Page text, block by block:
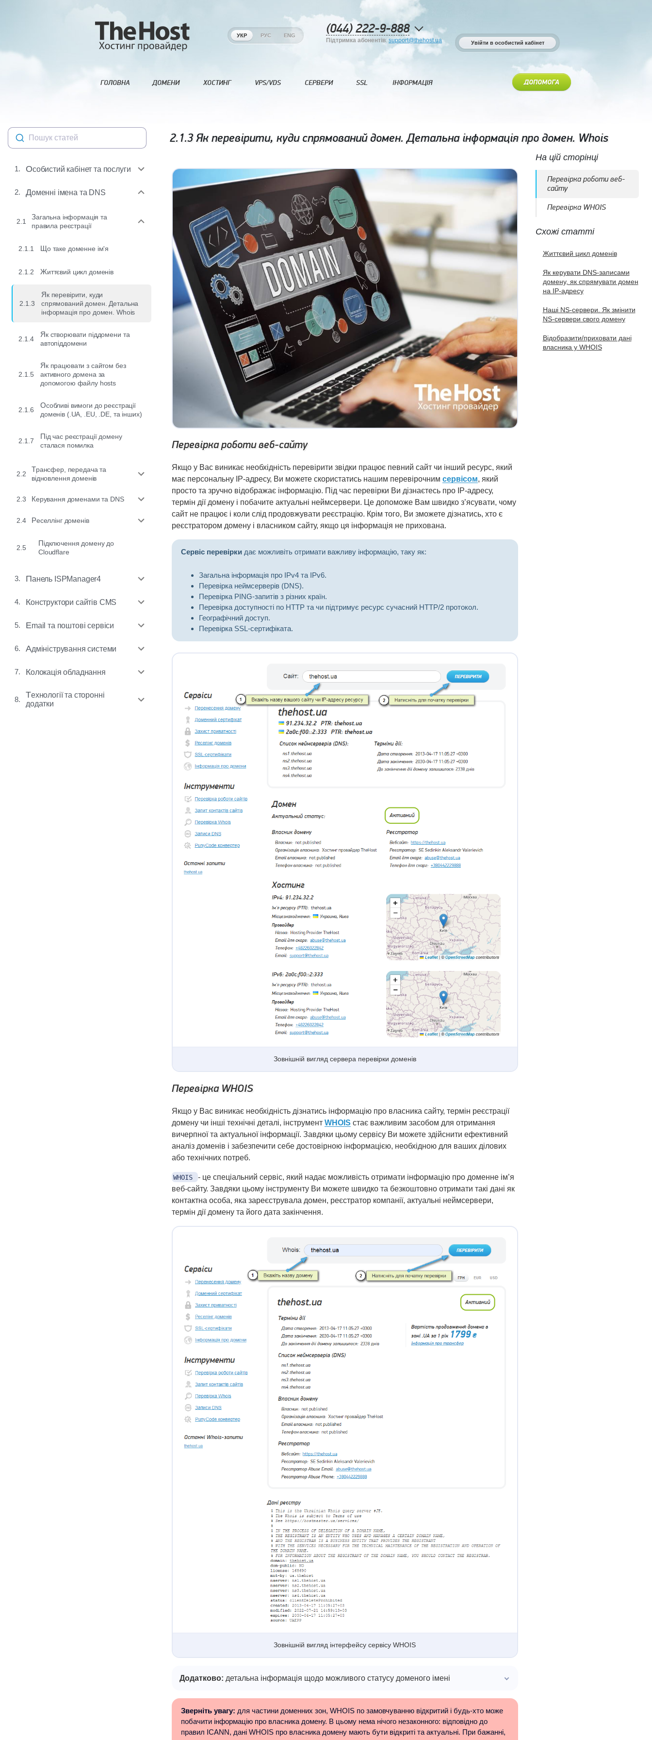
УКР РУС ENG (044) 222-9-888
Підтримка абонентів: support@thehost.ua Увійти в особистий кабінет
ГОЛОВНА ДОМЕНИ ХОСТИНГ VPS/VDS СЕРВЕРИ SSL ІНФОРМАЦІЯ ДОПОМОГА
Пошук статей 2.1.3Як перевірити, куди спрямований домен. Детальна інформація про домен. Whois
1. Особистий кабінет та послуги
2. Доменні імена та DNS
2.1
Загальна інформація та
правила реєстрації
2.1.1 Що таке доменне ім'я
2.1.2 Життєвий цикл доменів
2.1.3
Як перевірити, куди
спрямований домен. Детальна
інформація про домен. Whois
2.1.4
Як створювати піддомени та
автопіддомени
2.1.5
Як працювати з сайтом без
активного домена за
допомогою файлу hosts
2.1.6
Особливі вимоги до реєстрації
доменів (.UA, .EU, .DE, та інших)
2.1.7
Під час реєстрації домену
сталася помилка
2.2
Трансфер, передача та
відновлення доменів
2.3 Керування доменами та DNS
2.4 Реселлінг доменів
2.5
Підключення домену до
Cloudflare
3. Панель ISPManager4
4. Конструктори сайтів CMS
5. Email та поштові сервіси
6. Адміністрування системи
7. Колокація обладнання
8. Технології та сторонні
додатки
Перевірка роботи веб-сайту
Якщо у Вас виникає необхідність перевірити звідки працює певний сайт чи інший ресурс, який
має персональну IP-адресу, Ви можете скористатись нашим перевірочним сервісом, який
просто та зручно відображає інформацію. Під час перевірки Ви дізнаєтесь про IP-адресу,
термін дії домену і побачите актуальні неймсервери. Це допоможе Вам швидко з’ясувати, чому
сайт не працює і коли слід продовжувати реєстрацію. Крім того, Ви зможете дізнатись, хто є
реєстратором домену і власником сайту, якщо ця інформація не прихована.
Сервіс перевіркидає можливіть отримати важливу інформацію, таку як:
Загальна інформація про IPv4 та IPv6.
Перевірка неймсерверів (DNS).
Перевірка PING-запитів з різних країн.
Перевірка доступності по HTTP та чи підтримує ресурс сучасний HTTP/2 протокол.
Географічний доступ.
Перевірка SSL-сертифіката.
Зовнішній вигляд сервера перевірки доменів
Перевірка WHOIS
Якщо у Вас виникає необхідність дізнатись інформацію про власника сайту, термін реєстрації
домену чи інші технічні деталі, інструмент WHOIS стає важливим засобом для отримання
вичерпної та актуальної інформації. Завдяки цьому сервісу Ви можете здійснити ефективний
аналіз доменів і забезпечити себе достовірною інформацією, необхідною для ваших ділових
або технічних потреб.
WHOIS
- це спеціальний сервіс, який надає можливість отримати інформацію про доменне ім’я
веб-сайту. Завдяки цьому інструменту Ви можете швидко та безкоштовно отримати такі дані як
контактна особа, яка зареєструвала домен, реєстратор компанії, актуальні неймсервери,
термін дії домену та його дата закінчення.
Зовнішній вигляд інтерфейсу сервісу WHOIS
Додатково: детальна інформація щодо можливого статусу доменого імені
Зверніть увагу: для частини доменних зон, WHOIS по замовчуванню відкритий і будь-хто може
побачити інформацію про власника домену. В цьому нема нічого незаконного: відповідно до
правил ICANN, дані WHOIS про власника домену мають бути відкриті та актуальні. При бажанні,
На цій сторінці
Перевірка роботи веб-
сайту
Перевірка WHOIS
Схожі статті
Життєвий цикл доменів
Як керувати DNS-записами
домену, як спрямувати домен
на IP-адресу
Наші NS-сервери. Як змінити
NS-сервери свого домену
Відобразити/приховати дані
власника у WHOIS